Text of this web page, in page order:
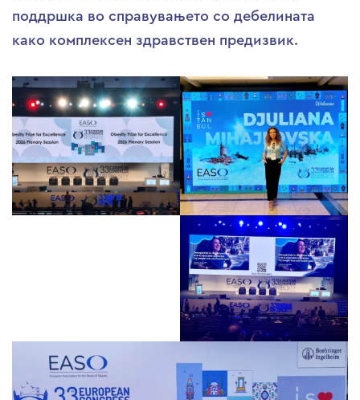
поддршка во справувањето со дебелината
како комплексен здравствен предизвик.